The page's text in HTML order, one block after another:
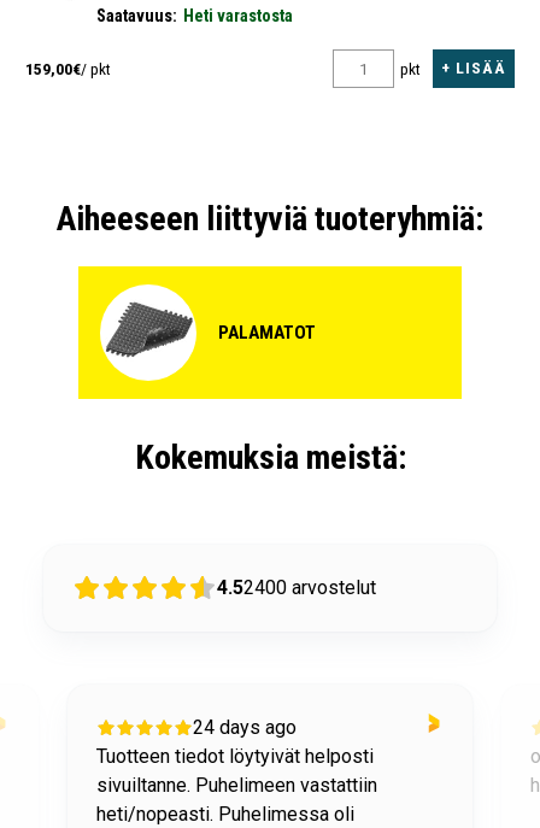
Saatavuus: Heti varastosta
159,00€/ pkt pkt + LISÄÄ
Aiheeseen liittyviä tuoteryhmiä:
PALAMATOT
Kokemuksia meistä:
4.52400 arvostelut
24 days ago
Tuotteen tiedot löytyivät helposti
sivuiltanne. Puhelimeen vastattiin
heti/nopeasti. Puhelimessa oli